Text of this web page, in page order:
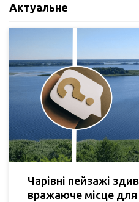
Актуальне
Чарівні пейзажі
вражаюче місце для